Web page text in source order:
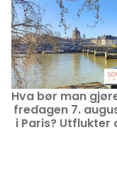
Hva bør man
fredagen 7.
i Paris? Utflukter